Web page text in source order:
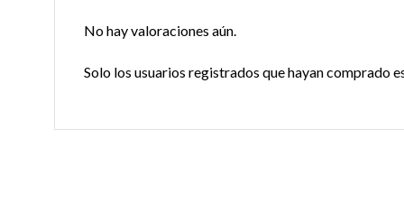
No hay valoraciones aún.
Solo los usuarios registrados que hayan comprado